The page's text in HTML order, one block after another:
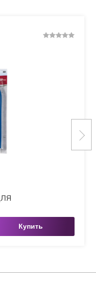
Купить